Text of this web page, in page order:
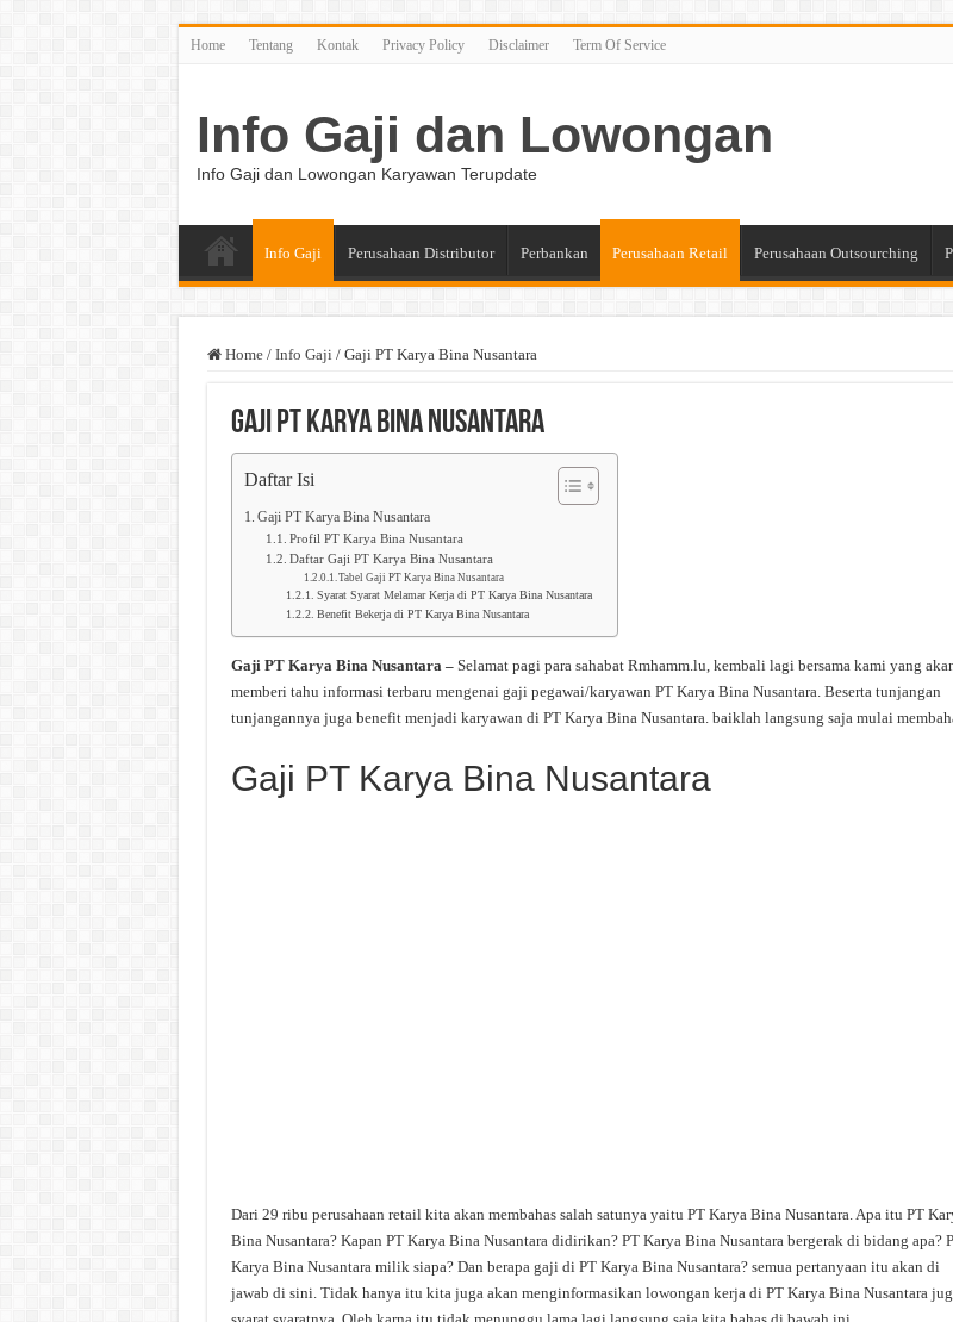
Home Tentang Kontak Privacy Policy Disclaimer Term Of Service
Info Gaji dan Lowongan
Info Gaji dan Lowongan Karyawan Terupdate
Info Gaji Perusahaan Distributor Perbankan Perusahaan Retail Perusahaan Outsourching
Home / Info Gaji / Gaji PT Karya Bina Nusantara
Gaji PT Karya Bina Nusantara
Daftar Isi
Gaji PT Karya Bina Nusantara
Profil PT Karya Bina Nusantara
Daftar Gaji PT Karya Bina Nusantara
Tabel Gaji PT Karya Bina Nusantara
Syarat Syarat Melamar Kerja di PT Karya Bina Nusantara
Benefit Bekerja di PT Karya Bina Nusantara
Gaji PT Karya Bina Nusantara – Selamat pagi para sahabat Rmhamm.lu, kembali lagi bersama kami yang
memberi tahu informasi terbaru mengenai gaji pegawai/karyawan PT Karya Bina Nusantara. Beserta tunjangan
tunjangannya juga benefit menjadi karyawan di PT Karya Bina Nusantara. baiklah langsung saja mulai
Gaji PT Karya Bina Nusantara
Dari 29 ribu perusahaan retail kita akan membahas salah satunya yaitu PT Karya Bina Nusantara. Apa itu PT
Bina Nusantara? Kapan PT Karya Bina Nusantara didirikan? PT Karya Bina Nusantara bergerak di bidang apa?
Karya Bina Nusantara milik siapa? Dan berapa gaji di PT Karya Bina Nusantara? semua pertanyaan itu akan di
jawab di sini. Tidak hanya itu kita juga akan menginformasikan lowongan kerja di PT Karya Bina Nusantara